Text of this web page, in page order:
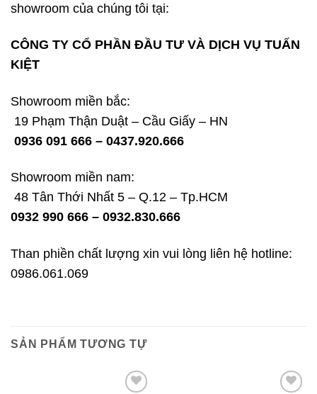
showroom của chúng tôi tại:
CÔNG TY CỔ PHẦN ĐẦU TƯ VÀ DỊCH VỤ TUẤN
KIỆT
Showroom miền bắc:
19 Phạm Thận Duật – Cầu Giấy – HN
0936 091 666 – 0437.920.666
Showroom miền nam:
48 Tân Thới Nhất 5 – Q.12 – Tp.HCM
0932 990 666 – 0932.830.666
Than phiền chất lượng xin vui lòng liên hệ hotline:
0986.061.069
SẢN PHẨM TƯƠNG TỰ